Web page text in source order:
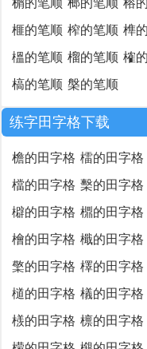
榧的笔顺 榨的笔顺 榫
榲的笔顺 榴的笔顺 榷
槁的笔顺 槃的笔顺
练字田字格下载
檐的田字格 檑的田字格
檔的田字格 檕的田字格
檘的田字格 檙的田字格
檜的田字格 檝的田字格
檠的田字格 檡的田字格
檤的田字格 檥的田字格
檨的田字格 檩的田字格